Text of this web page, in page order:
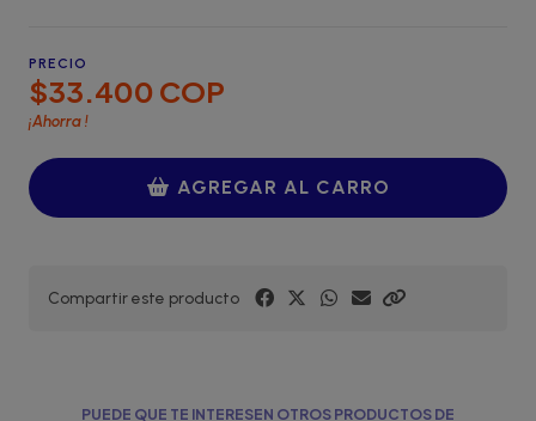
PRECIO
$33.400 COP
¡Ahorra!
AGREGAR AL CARRO
Compartir este producto
PUEDE QUE TE INTERESEN OTROS PRODUCTOS DE